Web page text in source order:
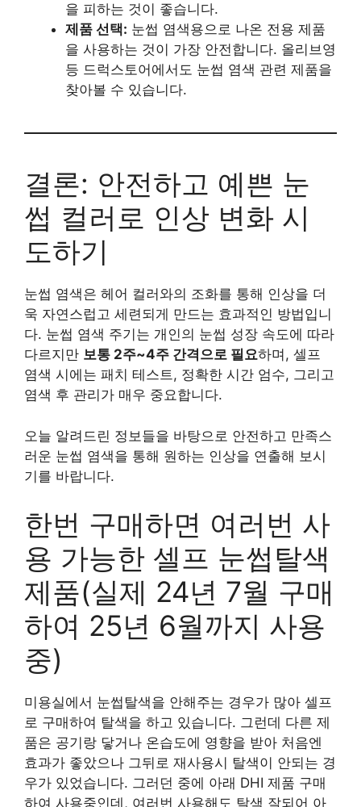
을 피하는 것이 좋습니다.
제품 선택: 눈썹 염색용으로 나온 전용 제품
을 사용하는 것이 가장 안전합니다. 올리브영
등 드럭스토어에서도 눈썹 염색 관련 제품을
찾아볼 수 있습니다.
결론: 안전하고 예쁜 눈
썹 컬러로 인상 변화 시
도하기
눈썹 염색은 헤어 컬러와의 조화를 통해 인상을 더
욱 자연스럽고 세련되게 만드는 효과적인 방법입니
다. 눈썹 염색 주기는 개인의 눈썹 성장 속도에 따라
다르지만 보통 2주~4주 간격으로 필요하며, 셀프
염색 시에는 패치 테스트, 정확한 시간 엄수, 그리고
염색 후 관리가 매우 중요합니다.
오늘 알려드린 정보들을 바탕으로 안전하고 만족스
러운 눈썹 염색을 통해 원하는 인상을 연출해 보시
기를 바랍니다.
한번 구매하면 여러번 사
용 가능한 셀프 눈썹탈색
제품(실제 24년 7월 구매
하여 25년 6월까지 사용
중)
미용실에서 눈썹탈색을 안해주는 경우가 많아 셀프
로 구매하여 탈색을 하고 있습니다. 그런데 다른 제
품은 공기랑 닿거나 온습도에 영향을 받아 처음엔
효과가 좋았으나 그뒤로 재사용시 탈색이 안되는 경
우가 있었습니다. 그러던 중에 아래 DHI 제품 구매
하여 사용중인데, 여러번 사용해도 탈색 잘되어 아